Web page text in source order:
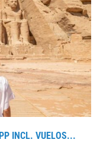
INCL. VUELOS...